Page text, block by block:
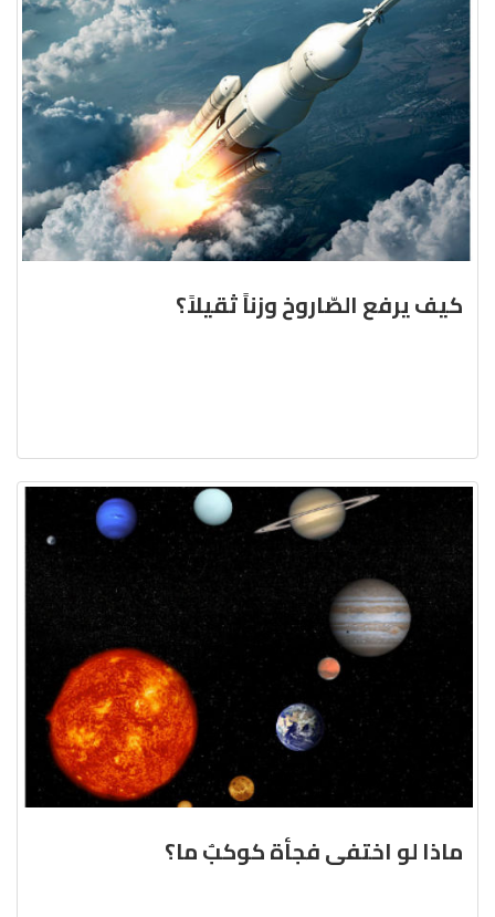
كيف يرفع الصّاروخ وزناً ثقيلاً؟
ماذا لو اختفى فجأة كوكبٌ ما؟